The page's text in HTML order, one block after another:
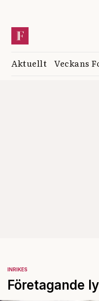
Aktuellt Veckans
INRIKES
Företagande